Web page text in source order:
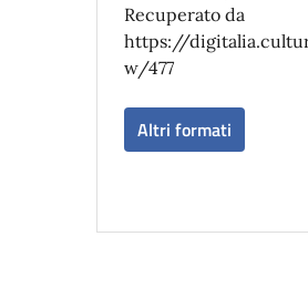
Recuperato da
https://
w/477
Altri formati